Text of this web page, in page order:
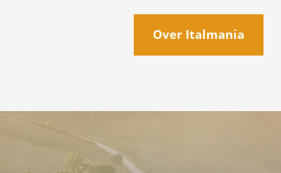
Over Italmania